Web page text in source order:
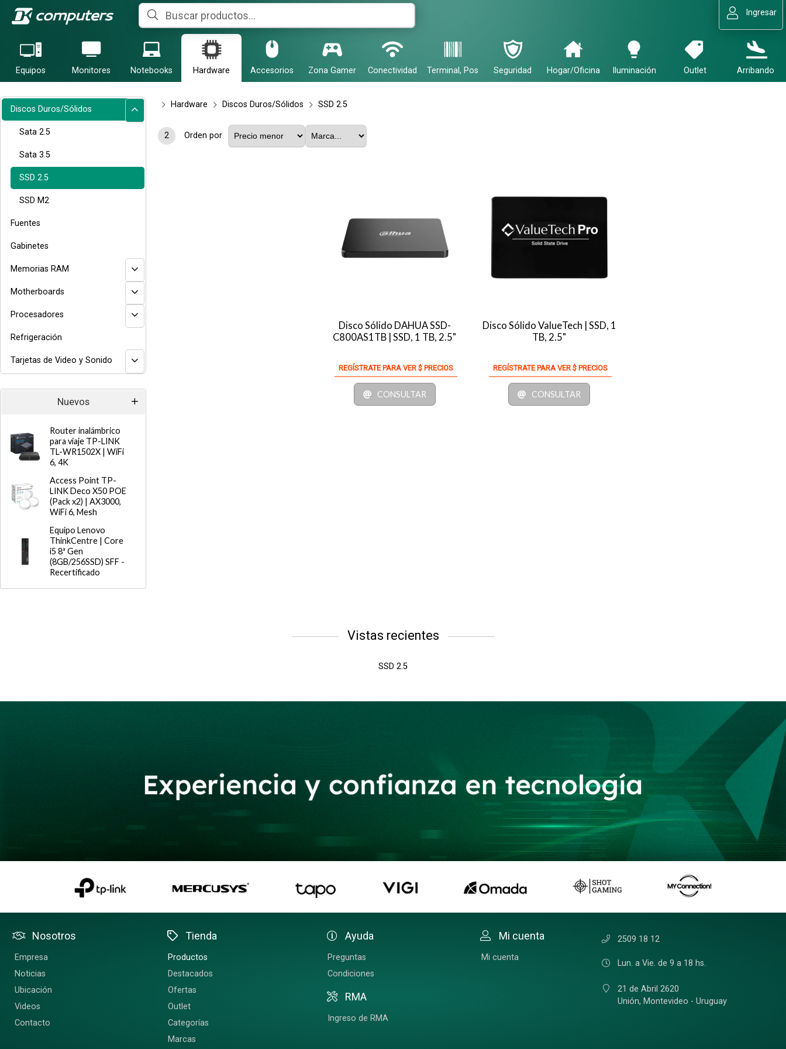
Ingresar
Equipos Monitores Notebooks Hardware Accesorios Zona Gamer Conectividad Terminal, Pos Seguridad Hogar/Oficina Iluminación Outlet Arribando
Discos Duros/Sólidos
Sata 2.5
Sata 3.5
SSD 2.5
SSD M2
Fuentes
Gabinetes
Memorias RAM
Motherboards
Procesadores
Refrigeración
Tarjetas de Video y Sonido
Nuevos
Router inalámbrico
para viaje TP-LINK
TL-WR1502X | WiFi
6, 4K
Access Point TP-
LINK Deco X50 POE
(Pack x2) | AX3000,
WiFi 6, Mesh
Equipo Lenovo
ThinkCentre | Core
i5 8ª Gen
(8GB/256SSD) SFF -
Recertificado
Hardware Discos Duros/Sólidos SSD 2.5
2 Orden por
Disco Sólido DAHUA SSD-
C800AS1TB | SSD, 1 TB, 2.5"
REGÍSTRATE PARA VER $ PRECIOS
CONSULTAR
Disco Sólido ValueTech | SSD, 1
TB, 2.5"
REGÍSTRATE PARA VER $ PRECIOS
CONSULTAR
Vistas recientes
SSD 2.5
Nosotros
Empresa
Noticias
Ubicación
Videos
Contacto
Tienda
Productos
Destacados
Ofertas
Outlet
Categorías
Marcas
Ayuda
Preguntas
Condiciones
RMA
Ingreso de RMA
Mi cuenta
Mi cuenta
2509 18 12
Lun. a Vie. de 9 a 18 hs.
21 de Abril 2620
Unión, Montevideo - Uruguay